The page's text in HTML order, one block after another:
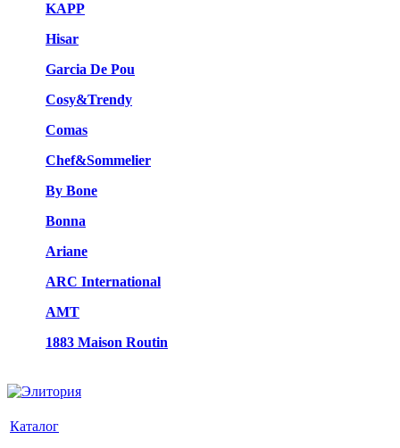
KAPP
Hisar
Garcia De Pou
Cosy&Trendy
Comas
Chef&Sommelier
By Bone
Bonna
Ariane
ARC International
AMT
1883 Maison Routin
Каталог